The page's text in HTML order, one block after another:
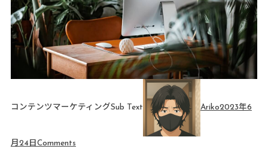
コンテンツマーケティングSub Text Ariko2023年6
月24日 Comments